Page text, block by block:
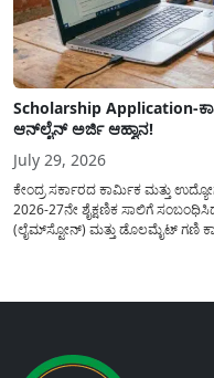
Scholarship Application-
ಆನ್‍ಲೈನ್ ಅರ್ಜಿ ಆಹ್ವಾನ!
July 29, 2026
ಕೇಂದ್ರ ಸರ್ಕಾರದ ಕಾರ್ಮಿಕ ಮತ್ತು
2026-27ನೇ ಶೈಕ್ಷಣಿಕ ಸಾಲಿಗೆ
(ಲೈಮ್‍ಸ್ಟೋನ್) ಮತ್ತು ಡೊಲಮೈಟ್ ಗಣಿ